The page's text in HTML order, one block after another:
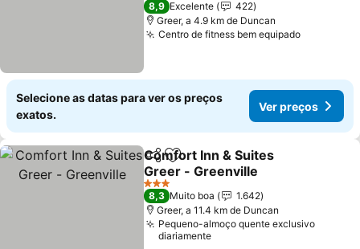
8,9 Excelente
422
Greer, a 4.9 km de Duncan
Centro de fitness bem equipado
Selecione as datas para ver os preços
exatos.
Ver preços
PartilharAdicionar aos favoritos
Comfort Inn & Suites
Greer - Greenville
3 Estrelas
8,3 Muito boa
1.642
Greer, a 11.4 km de Duncan
Pequeno-almoço quente exclusivo
diariamente